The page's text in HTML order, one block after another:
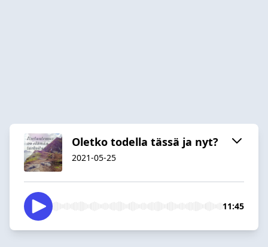
Oletko todella tässä ja nyt?
2021-05-25
11:45